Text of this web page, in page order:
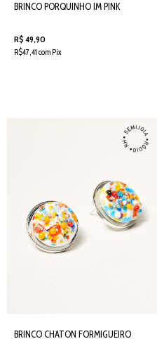
BRINCO PORQUINHO IM PINK
R$ 49,90
R$47,41 com Pix
BRINCO CHATON FORMIGUEIRO